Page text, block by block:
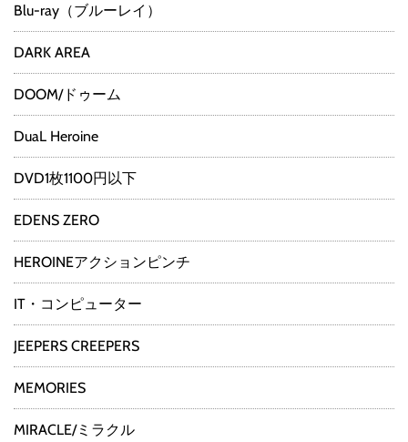
Blu-ray（ブルーレイ）
DARK AREA
DOOM/ドゥーム
DuaL Heroine
DVD1枚1100円以下
EDENS ZERO
HEROINEアクションピンチ
IT・コンピューター
JEEPERS CREEPERS
MEMORIES
MIRACLE/ミラクル